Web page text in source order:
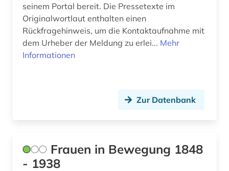
euthanasie (1)
evangelische kirche (1)
exil (6)
fahrplan (1)
seinem Portal bereit. Die Pressetexte im
Originalwortlaut enthalten einen
Rückfragehinweis, um die Kontaktaufnahme mit
dem Urheber der Meldung zu erlei... Mehr
Informationen
Zur Datenbank
Frauen in Bewegung 1848
- 1938